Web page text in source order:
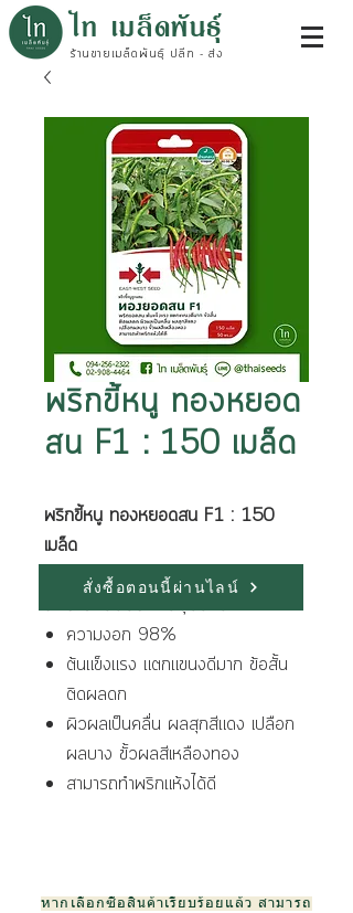
ไท เมล็ดพันธุ์
ร้านขายเมล็ดพันธุ์ ปลีก - ส่ง
พริกขี้หนู ทองหยอด
สน F1 : 150 เมล็ด
พริกขี้หนู ทองหยอดสน F1 : 150
เมล็ด
ลักษณะเด่นของพันธุ์มีดังนี้
ความงอก 98%
ต้นแข็งแรง แตกแขนงดีมาก ข้อสั้น
ติดผลดก
ผิวผลเป็นคลื่น ผลสุกสีแดง เปลือก
ผลบาง ขั้วผลสีเหลืองทอง
สามารถทำพริกแห้งได้ดี
สั่งซื้อตอนนี้ผ่านไลน์
หากเลือกซื้อสินค้าเรียบร้อยแล้ว สามารถ